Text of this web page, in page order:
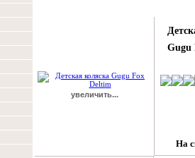
увеличить...
Gugu
На